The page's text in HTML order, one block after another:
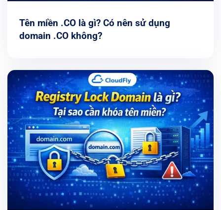
Tên miền .CO là gì? Có nên sử dụng
domain .CO không?